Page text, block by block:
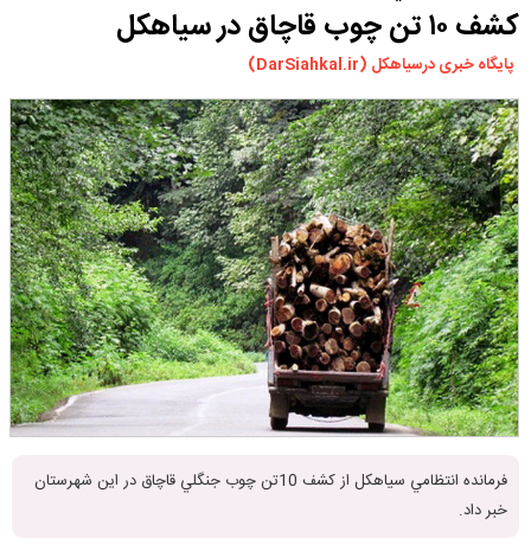
ورزشی
سیاسی
چندرسانه ای
مسیر گردشگری دیلمان
درباره ما
کشف ۱۰ تن چوب قاچاق در سیاهکل
پایگاه خبری درسیاهکل (DarSiahkal.ir)
فرمانده انتظامي سياهكل از كشف 10تن چوب جنگلي قاچاق در این شهرستان
خبر داد.